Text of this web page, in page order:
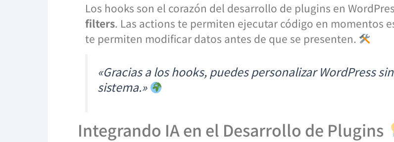
Los hooks son el corazón del desarrollo de plugins en
filters. Las actions te permiten ejecutar código en momentos
te permiten modificar datos antes de que se presenten.
«Gracias a los hooks, puedes personalizar WordPress
sistema.»
Integrando IA en el Desarrollo de Plugins